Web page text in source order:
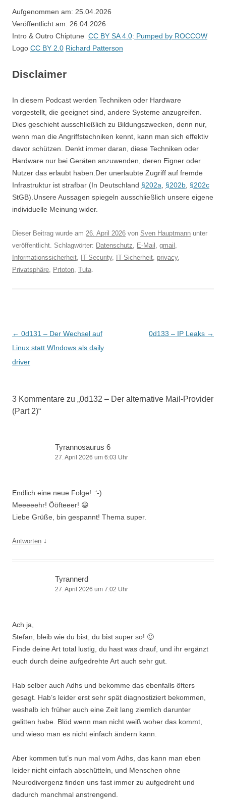
Aufgenommen am: 25.04.2026
Veröffentlicht am: 26.04.2026
Intro & Outro Chiptune CC BY SA 4.0: Pumped by ROCCOW
Logo CC BY 2.0 Richard Patterson
Disclaimer
In diesem Podcast werden Techniken oder Hardware
vorgestellt, die geeignet sind, andere Systeme anzugreifen.
Dies geschieht ausschließlich zu Bildungszwecken, denn nur,
wenn man die Angriffstechniken kennt, kann man sich effektiv
davor schützen. Denkt immer daran, diese Techniken oder
Hardware nur bei Geräten anzuwenden, deren Eigner oder
Nutzer das erlaubt haben.Der unerlaubte Zugriff auf fremde
Infrastruktur ist strafbar (In Deutschland §202a §202b §202c
StGB).Unsere Aussagen spiegeln ausschließlich unsere eigene
individuelle Meinung wider.
Dieser Beitrag wurde am 26. April 2026 von Sven Hauptmann unter
veröffentlicht. Schlagwörter: Datenschutz, E-Mail , gmail ,
Informationssicherheit, IT-Security, IT-Sicherheit, privacy,
Privatsphäre, Prtoton, Tuta.
Beitragsnavigation
← 0d131 – Der Wechsel auf
Linux statt WIndows als daily
driver
0d133 – IP Leaks →
3 Kommentare zu „0d132 – Der alternative Mail-Provider
(Part 2)“
Tyrannosaurus 6
27. April 2026 um 6:03 Uhr
Endlich eine neue Folge! :‘-)
Meeeeehr! Ööfteeer! 😀
Liebe Grüße, bin gespannt! Thema super.
Antworten ↓
Tyrannerd
27. April 2026 um 7:02 Uhr
Ach ja,
Stefan, bleib wie du bist, du bist super so! 🙂
Finde deine Art total lustig, du hast was drauf, und ihr ergänzt
euch durch deine aufgedrehte Art auch sehr gut.
Hab selber auch Adhs und bekomme das ebenfalls öfters
gesagt. Hab’s leider erst sehr spät diagnostiziert bekommen,
weshalb ich früher auch eine Zeit lang ziemlich darunter
gelitten habe. Blöd wenn man nicht weiß woher das kommt,
und wieso man es nicht einfach ändern kann.
Aber kommen tut’s nun mal vom Adhs, das kann man eben
leider nicht einfach abschütteln, und Menschen ohne
Neurodivergenz finden uns fast immer zu aufgedreht und
dadurch manchmal anstrengend.